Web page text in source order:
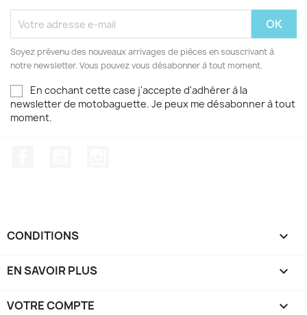
Soyez prévenu des nouveaux arrivages de pièces en souscrivant à
notre newsletter. Vous pouvez vous désabonner à tout moment.
En cochant cette case j'accepte d'adhérer à la
newsletter de motobaguette. Je peux me désabonner à tout
moment.
CONDITIONS 
EN SAVOIR PLUS 
VOTRE COMPTE 